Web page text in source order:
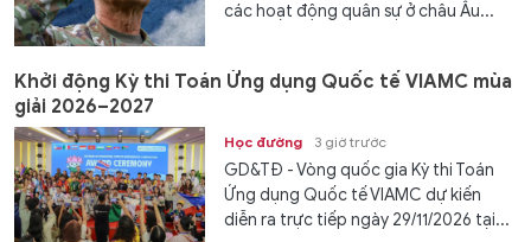
các hoạt động quân sự ở châu Âu...
Khởi động Kỳ thi Toán Ứng dụng Quốc tế VIAMC mùa
giải 2026–2027
Học đường 3 giờ trước
GD&TĐ - Vòng quốc gia Kỳ thi Toán
Ứng dụng Quốc tế VIAMC dự kiến
diễn ra trực tiếp ngày 29/11/2026 tại...